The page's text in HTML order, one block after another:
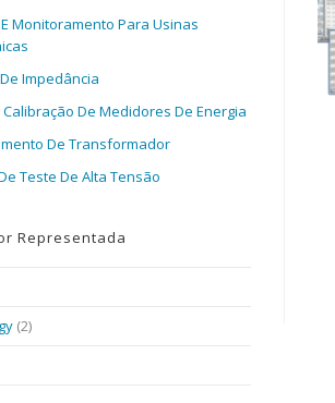
Monitoramento Para Usinas
Impedância
De Medidores De Energia
De Transformador
Teste De Alta Tensão
Representada
(2)